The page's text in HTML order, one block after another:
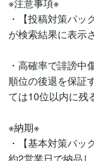
※注意事項※
・【投稿対策パ
が検索結果に表示
・高確率で誹謗中
順位の後退を保証
ては10位以内に残
※納期※
・【基本対策パッ